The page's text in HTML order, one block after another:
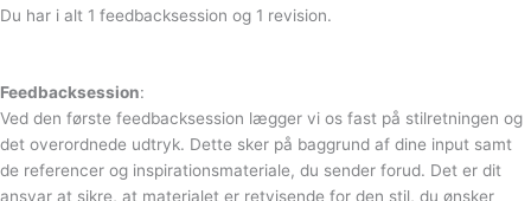
Du har i alt 1 feedbacksession og 1 revision.
Feedbacksession:
Ved den første feedbacksession lægger vi os fast på stilretningen og
det overordnede udtryk. Dette sker på baggrund af dine input samt
de referencer og inspirationsmateriale, du sender forud. Det er dit
ansvar at sikre, at materialet er retvisende for den stil, du ønsker